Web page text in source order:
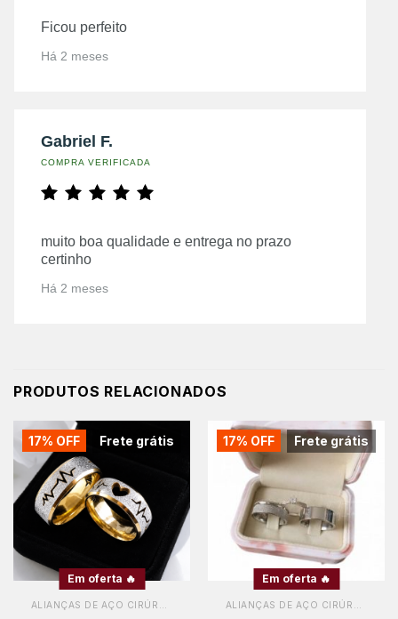
Ficou perfeito
Há 2 meses
Gabriel F.
COMPRA VERIFICADA
muito boa qualidade e entrega no prazo
certinho
Há 2 meses
PRODUTOS RELACIONADOS
Frete grátis
17% OFF
Em oferta 🔥
Frete grátis
17% OFF
Em oferta 🔥